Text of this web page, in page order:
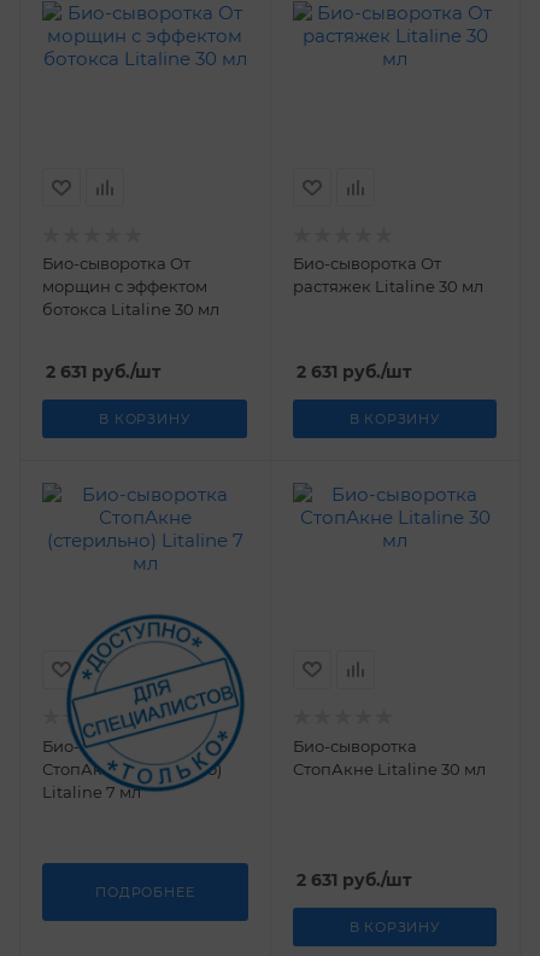
Био-сыворотка От
морщин с эффектом
ботокса Litaline 30 мл
2 631 руб./шт
В КОРЗИНУ
Био-сыворотка От
растяжек Litaline 30 мл
2 631 руб./шт
В КОРЗИНУ
Био-сыворотка
СтопАкне (стерильно)
Litaline 7 мл
ПОДРОБНЕЕ
Био-сыворотка
СтопАкне Litaline 30 мл
2 631 руб./шт
В КОРЗИНУ